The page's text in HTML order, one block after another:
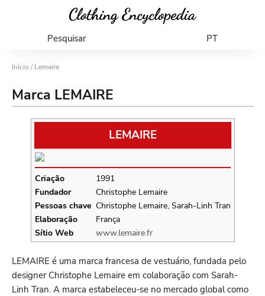
Pesquisar PT
Início / Lemaire
Marca LEMAIRE
LEMAIRE
Criação
1991
Fundador
Christophe Lemaire
Pessoas chave Christophe Lemaire, Sarah-Linh Tran
Elaboração
França
Sítio Web
www.lemaire.fr
LEMAIRE é uma marca francesa de vestuário, fundada pelo
designer Christophe Lemaire em colaboração com Sarah-
Linh Tran. A marca estabeleceu-se no mercado global como